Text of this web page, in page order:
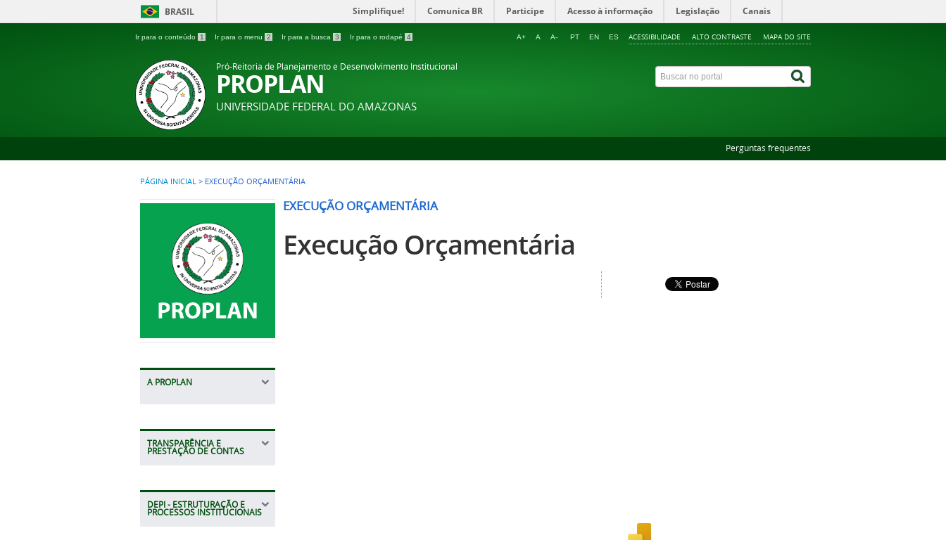
BRASIL Simplifique! Comunica BR Participe Acesso à informação Legislação Canais
Ir para o conteúdo 1 Ir para o menu 2 Ir para a busca 3 Ir para o rodapé 4 ACESSIBILIDADE ALTO CONTRASTE MAPA DO SITE
A+ A A- PT EN ES
Pró-Reitoria de Planejamento e Desenvolvimento Institucional
PROPLAN
UNIVERSIDADE FEDERAL DO AMAZONAS
Perguntas frequentes
PÁGINA INICIAL > EXECUÇÃO ORÇAMENTÁRIA
A PROPLAN
TRANSPARÊNCIA E
PRESTAÇÃO DE CONTAS
DEPI - ESTRUTURAÇÃO E
PROCESSOS INSTITUCIONAIS
EXECUÇÃO ORÇAMENTÁRIA
Execução Orçamentária